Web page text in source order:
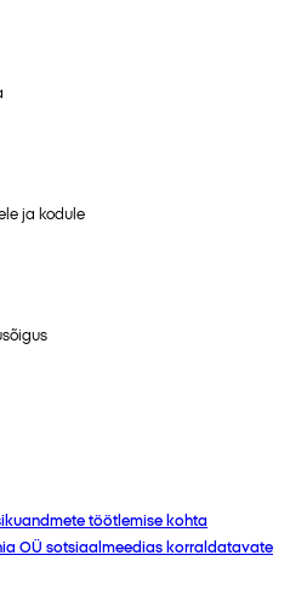
ja kodule
töötlemise kohta
OÜ sotsiaalmeedias korraldatavate